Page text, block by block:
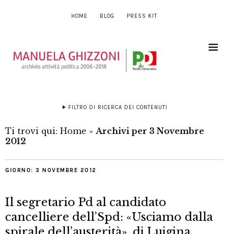
HOME BLOG PRESS KIT
FILTRO DI RICERCA DEI CONTENUTI
Ti trovi qui: Home » Archivi per 3 Novembre
2012
GIORNO: 3 NOVEMBRE 2012
Il segretario Pd al candidato
cancelliere dell’Spd: «Usciamo dalla